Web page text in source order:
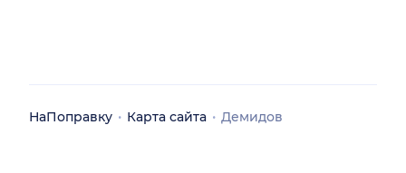
НаПоправку Карта сайта Демидов